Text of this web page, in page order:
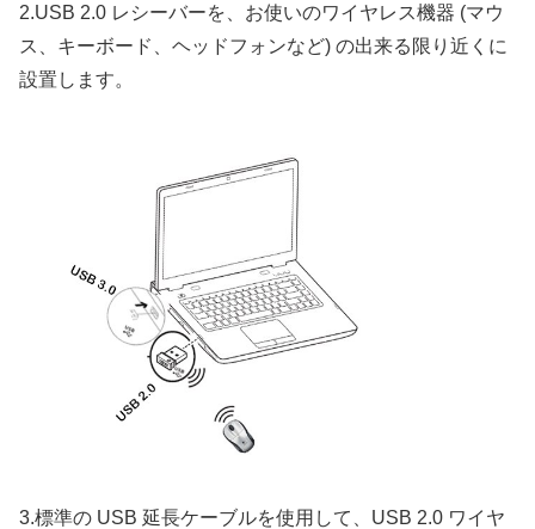
2.USB 2.0 レシーバーを、お使いのワイヤレス機器 (マウ
ス、キーボード、ヘッドフォンなど) の出来る限り近くに
設置します。
3.標準の USB 延長ケーブルを使用して、USB 2.0 ワイヤ